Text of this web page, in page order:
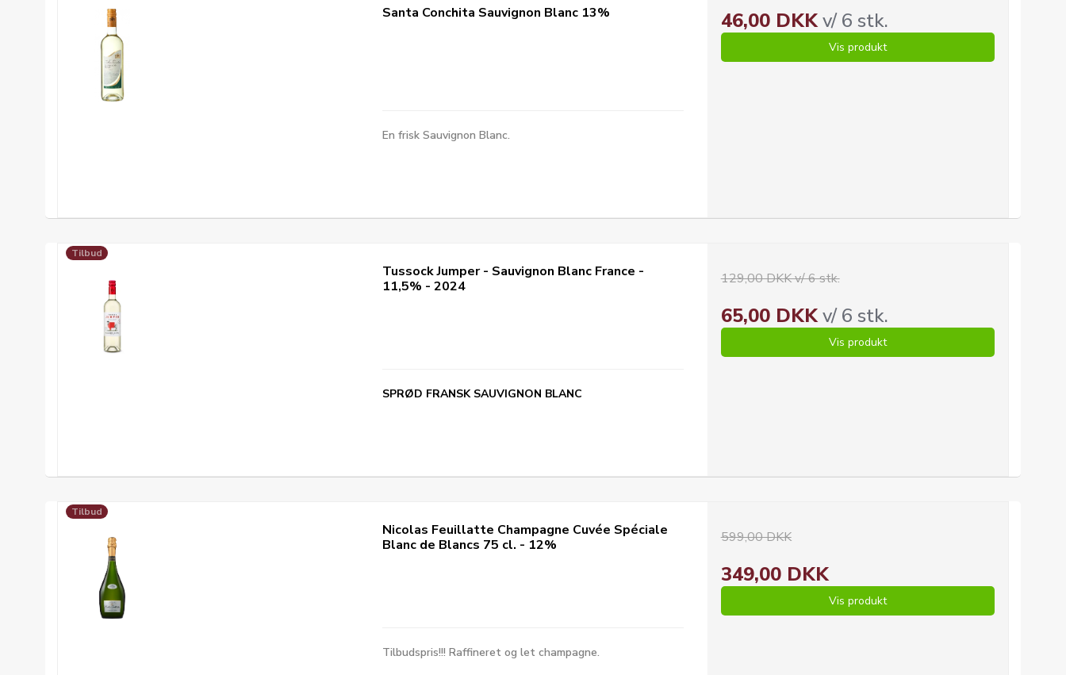
Santa Conchita Sauvignon Blanc 13%
En frisk Sauvignon Blanc.
46,00 DKKv/ 6 stk.
Vis produkt
Tilbud
Tussock Jumper - Sauvignon Blanc France -
11,5% - 2024
SPRØD FRANSK SAUVIGNON BLANC
129,00 DKK v/ 6 stk.
65,00 DKKv/ 6 stk.
Vis produkt
Tilbud
Nicolas Feuillatte Champagne Cuvée Spéciale
Blanc de Blancs 75 cl. - 12%
Tilbudspris!!! Raffineret og let champagne.
599,00 DKK
349,00 DKK
Vis produkt